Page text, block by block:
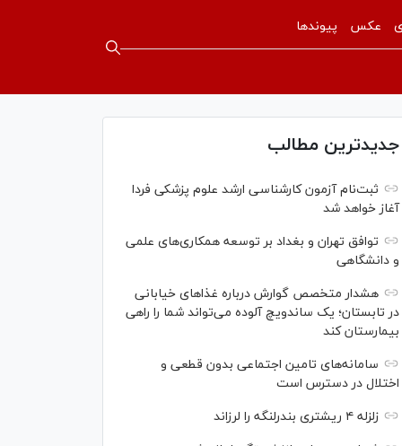
عکس پیوندها
جدیدترین مطالب
ثبت‌نام آزمون کارشناسی ارشد علوم پزشکی فردا
آغاز خواهد شد
توافق تهران و بغداد بر توسعه همکاری‌های علمی
و دانشگاهی
هشدار متخصص گوارش درباره غذا‌های خیابانی
در تابستان؛ یک ساندویچ آلوده می‌تواند شما را راهی
بیمارستان کند
سامانه‌های تامین اجتماعی بدون قطعی و
اختلال در دسترس است
زلزله ۴ ریشتری بندرلنگه را لرزاند